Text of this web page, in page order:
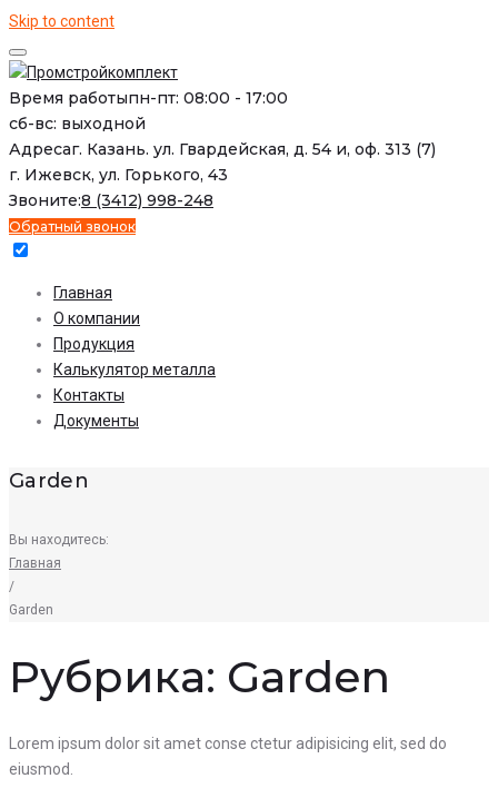
Skip to content
Время работыпн-пт: 08:00 - 17:00
сб-вс: выходной
Адресаг. Казань. ул. Гвардейская, д. 54 и, оф. 313 (7)
г. Ижевск, ул. Горького, 43
Звоните:8 (3412) 998-248
Обратный звонок
Главная
О компании
Продукция
Калькулятор металла
Контакты
Документы
Garden
Вы находитесь:
Главная
/
Garden
Рубрика: Garden
Lorem ipsum dolor sit amet conse ctetur adipisicing elit, sed do
eiusmod.